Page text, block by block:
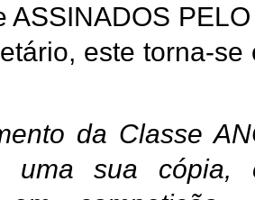
ASSINADOS
este torna-
da Classe
uma sua cópia,